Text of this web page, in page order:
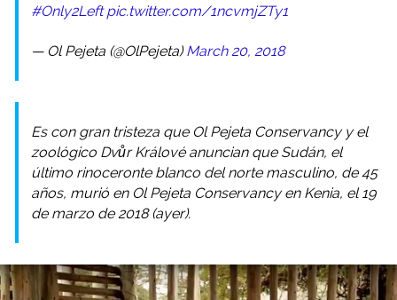
#Only2Left pic.twitter.com/1ncvmjZTy1
— Ol Pejeta (@OlPejeta)March 20, 2018
Es con gran tristeza que Ol Pejeta Conservancy y el
zoológico Dvůr Králové anuncian que Sudán, el
último rinoceronte blanco del norte masculino, de 45
años, murió en Ol Pejeta Conservancy en Kenia, el 19
de marzo de 2018 (ayer).